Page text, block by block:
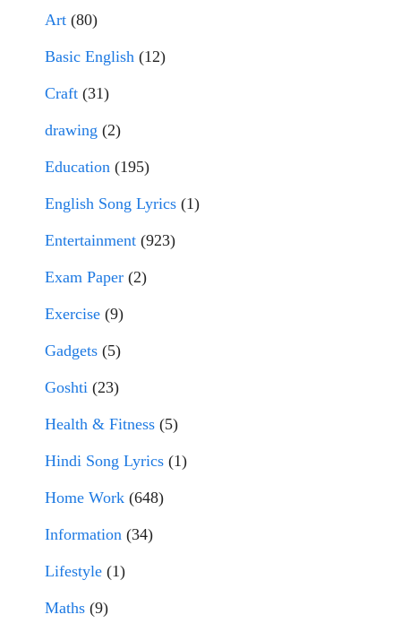
Art (80)
Basic English (12)
Craft (31)
drawing (2)
Education (195)
English Song Lyrics (1)
Entertainment (923)
Exam Paper (2)
Exercise (9)
Gadgets (5)
Goshti (23)
Health & Fitness (5)
Hindi Song Lyrics (1)
Home Work (648)
Information (34)
Lifestyle (1)
Maths (9)